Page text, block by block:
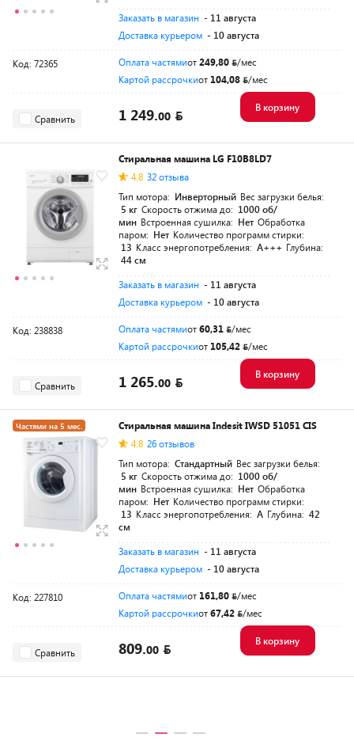
Заказать в магазин - 11 августа
Доставка курьером - 10 августа
Код: 72365 Оплата частямиот249,80
/мес
Картой рассрочкиот 104,08 /мес
Сравнить 1 249.00
В корзину
Стиральная машина LG F10B8LD7
4.8 32 отзыва
Тип мотора: Инверторный Вес загрузки белья:
5 кг Скорость отжима до: 1000 об/
мин Встроенная сушилка: Нет Обработка
паром: Нет Количество программ стирки:
13 Класс энергопотребления: A+++ Глубина:
44 см
Заказать в магазин - 11 августа
Доставка курьером - 10 августа
Код: 238838 Оплата частямиот60,31
/мес
Картой рассрочкиот 105,42 /мес
Сравнить 1 265.00
В корзину
Частями на 5 мес.
Стиральная машина Indesit IWSD 51051 CIS
4.8 26 отзывов
Тип мотора: Стандартный Вес загрузки белья:
5 кг Скорость отжима до: 1000 об/
мин Встроенная сушилка: Нет Обработка
паром: Нет Количество программ стирки:
13 Класс энергопотребления: A Глубина: 42
см
Заказать в магазин - 11 августа
Доставка курьером - 10 августа
Код: 227810 Оплата частямиот 161,80
/мес
Картой рассрочкиот67,42 /мес
Сравнить 809.00
В корзину